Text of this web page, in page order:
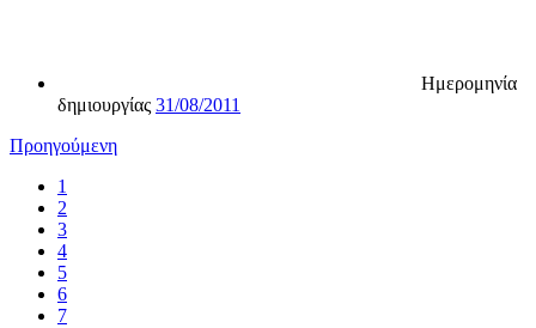
Ημερομηνία
δημιουργίας 31/08/2011
Προηγούμενη
1
2
3
4
5
6
7